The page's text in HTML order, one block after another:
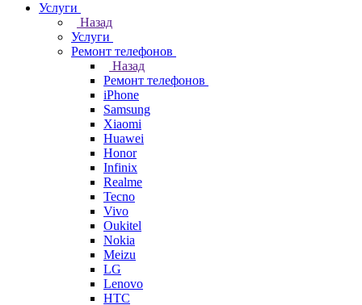
Услуги
Назад
Услуги
Ремонт телефонов
Назад
Ремонт телефонов
iPhone
Samsung
Xiaomi
Huawei
Honor
Infinix
Realme
Tecno
Vivo
Oukitel
Nokia
Meizu
LG
Lenovo
HTC